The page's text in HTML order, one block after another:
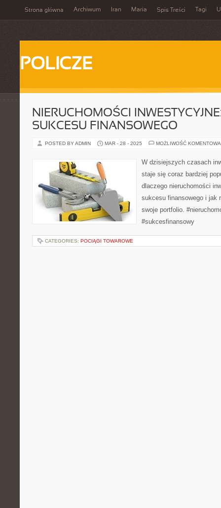
Strona główna Archiwum Iran Maria Spis Treści Tagi
POLICZE
NIERUCHOMOŚCI
SUKCESU FINANSOWEGO
POSTED BY ADMIN MAR - 28 - 2025 MOŻLIWOŚĆ
W dzisiejszych czasach
staje się coraz bardziej
dlaczego nieruchomości
sukcesu finansowego i jak
swoje portfolio.
#sukcesfinansowy
CATEGORIES: POCIĄGI TOWAROWE